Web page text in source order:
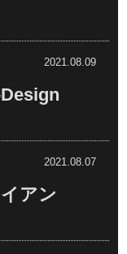
2021.08.09
2021.08.07
アン